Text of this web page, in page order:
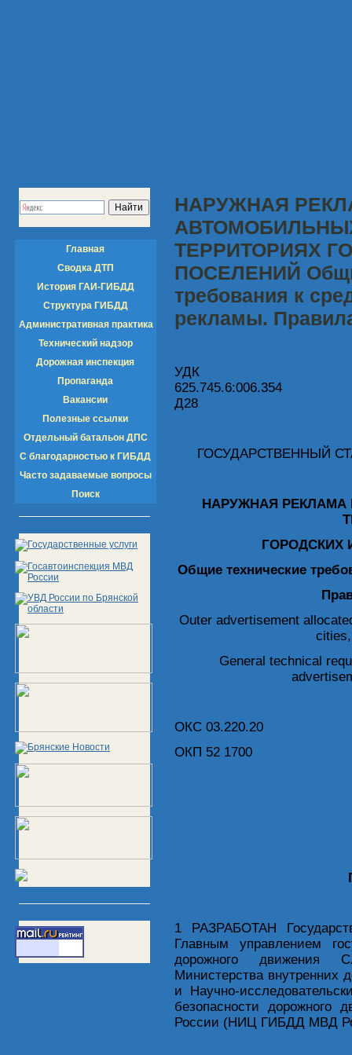
Главная
Сводка ДТП
История ГАИ-ГИБДД
Структура ГИБДД
Административная практика
Технический надзор
Дорожная инспекция
Пропаганда
Вакансии
Полезные ссылки
Отдельный батальон ДПС
С благодарностью к ГИБДД
Часто задаваемые вопросы
Поиск
НАРУЖНАЯ
ТЕРРИТОРИЯХ
ПОСЕЛЕНИЙ
требования к
рекламы.
УДК
Д28
ГОСУДАРСТВЕННЫЙ
НАРУЖНАЯ
ГОРОДСКИХ
Общие технические
Outer advertisement
General technical
ОКС 03.220.20
ОКП 52 1700
1 РАЗРАБОТАН
Главным управлением
дорожного движения
Министерства
и Научно-
безопасности дорожного
России (НИЦ ГИБДД МВД